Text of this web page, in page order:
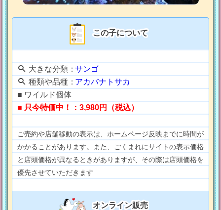
この子について
大きな分類：サンゴ
種類や品種：アカバナトサカ
■ ワイルド個体
■ 只今特価中！：3,980円（税込）
ご売約や店舗移動の表示は、ホームページ反映までに時間が
かかることがあります。また、ごくまれにサイトの表示価格
と店頭価格が異なるときがありますが、その際は店頭価格を
優先させていただきます
オンライン販売